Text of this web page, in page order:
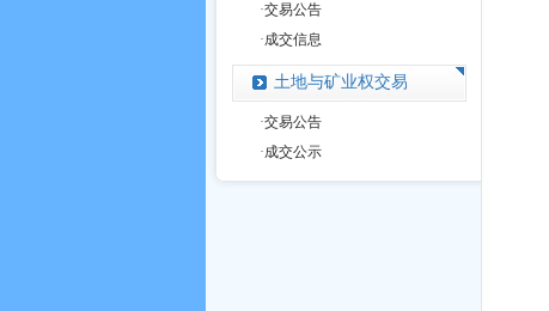
·交易公告
·成交信息
土地与矿业权交易
·交易公告
·成交公示